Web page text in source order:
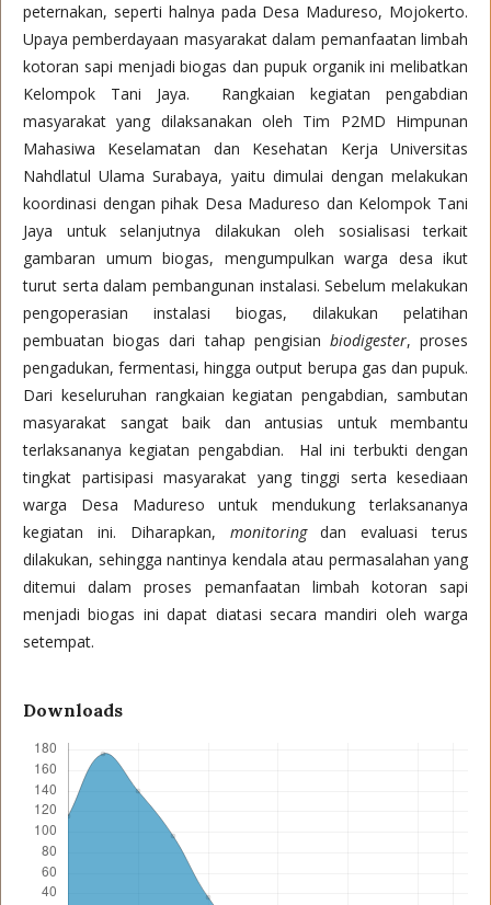
peternakan, seperti halnya pada Desa Madureso, Mojokerto.
Upaya pemberdayaan masyarakat dalam pemanfaatan limbah
kotoran sapi menjadi biogas dan pupuk organik ini melibatkan
Kelompok Tani Jaya. Rangkaian kegiatan pengabdian
masyarakat yang dilaksanakan oleh Tim P2MD Himpunan
Mahasiwa Keselamatan dan Kesehatan Kerja Universitas
Nahdlatul Ulama Surabaya, yaitu dimulai dengan melakukan
koordinasi dengan pihak Desa Madureso dan Kelompok Tani
Jaya untuk selanjutnya dilakukan oleh sosialisasi terkait
gambaran umum biogas, mengumpulkan warga desa ikut
turut serta dalam pembangunan instalasi. Sebelum melakukan
pengoperasian instalasi biogas, dilakukan pelatihan
pembuatan biogas dari tahap pengisian biodigester, proses
pengadukan, fermentasi, hingga output berupa gas dan pupuk.
Dari keseluruhan rangkaian kegiatan pengabdian, sambutan
masyarakat sangat baik dan antusias untuk membantu
terlaksananya kegiatan pengabdian. Hal ini terbukti dengan
tingkat partisipasi masyarakat yang tinggi serta kesediaan
warga Desa Madureso untuk mendukung terlaksananya
kegiatan ini. Diharapkan, monitoringdan evaluasi terus
dilakukan, sehingga nantinya kendala atau permasalahan yang
ditemui dalam proses pemanfaatan limbah kotoran sapi
menjadi biogas ini dapat diatasi secara mandiri oleh warga
setempat.
Downloads